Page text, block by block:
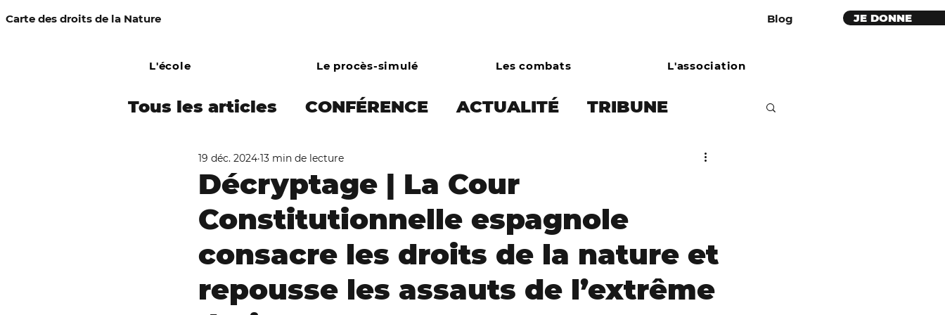
Carte des droits de la Nature JE DONNE
Blog
Tous les articles CONFÉRENCE ACTUALITÉ TRIBUNE
COMMUNIQUÉ DE PRESSE
Campagne Amazonie Droits des animaux École
Combats Campagne boues rouges
Décryptage | La Cour
Constitutionnelle espagnole
consacre les droits de la nature et
repousse les assauts de l’extrême
19 déc. 2024 13 min de lecture
L'école Le procès-simulé Les combats L'association